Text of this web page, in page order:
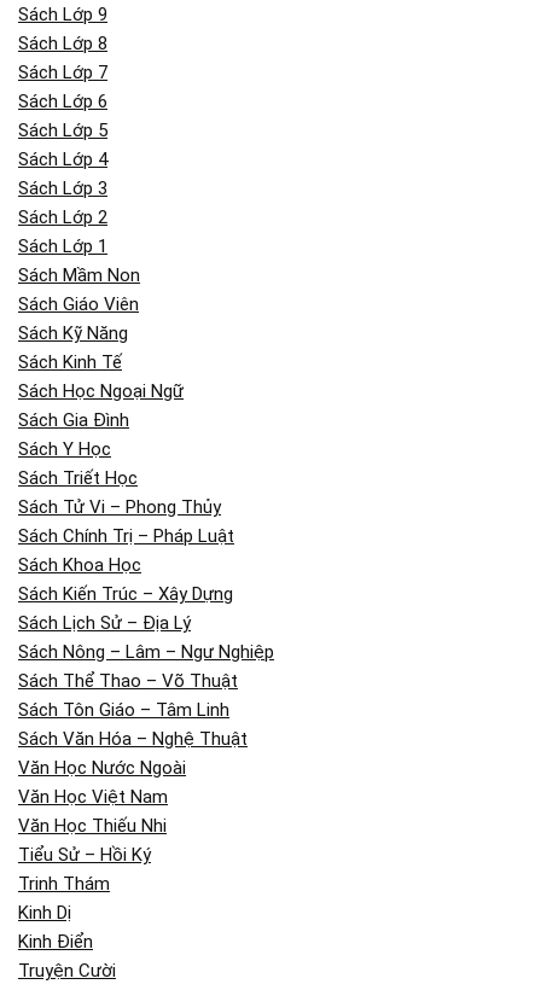
Sách Lớp 9
Sách Lớp 8
Sách Lớp 7
Sách Lớp 6
Sách Lớp 5
Sách Lớp 4
Sách Lớp 3
Sách Lớp 2
Sách Lớp 1
Sách Mầm Non
Sách Giáo Viên
Sách Kỹ Năng
Sách Kinh Tế
Sách Học Ngoại Ngữ
Sách Gia Đình
Sách Y Học
Sách Triết Học
Sách Tử Vi – Phong Thủy
Sách Chính Trị – Pháp Luật
Sách Khoa Học
Sách Kiến Trúc – Xây Dựng
Sách Lịch Sử – Địa Lý
Sách Nông – Lâm – Ngư Nghiệp
Sách Thể Thao – Võ Thuật
Sách Tôn Giáo – Tâm Linh
Sách Văn Hóa – Nghệ Thuật
Văn Học Nước Ngoài
Văn Học Việt Nam
Văn Học Thiếu Nhi
Tiểu Sử – Hồi Ký
Trinh Thám
Kinh Dị
Kinh Điển
Truyện Cười